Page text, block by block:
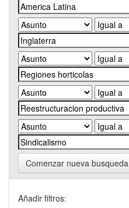
Comenzar nueva busqueda
Añadir filtros: